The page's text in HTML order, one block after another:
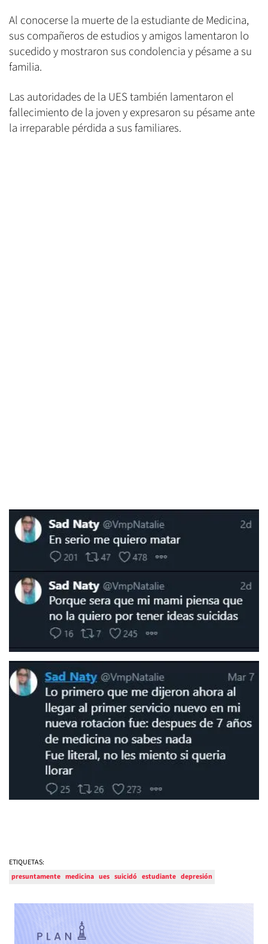
Al conocerse la muerte de la estudiante de Medicina,
sus compañeros de estudios y amigos lamentaron lo
sucedido y mostraron sus condolencia y pésame a su
familia.
Las autoridades de la UES también lamentaron el
fallecimiento de la joven y expresaron su pésame ante
la irreparable pérdida a sus familiares.
ETIQUETAS:
presuntamente medicina ues suicidó estudiante depresión